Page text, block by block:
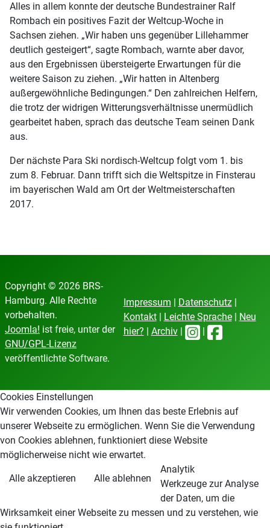
Alles in allem konnte der deutsche Bundestrainer Ralf
Rombach ein positives Fazit der Weltcup-Woche in
Sachsen ziehen. „Wir haben uns gegenüber Lillehammer
deutlich gesteigert“, sagte Rombach, warnte aber davor,
aus den Ergebnissen übersteigerte Erwartungen für die
weitere Saison zu ziehen. „Wir hatten in Altenberg
außergewöhnliche Bedingungen.“ Den zahlreichen Helfern,
die trotz der widrigen Witterungsverhältnisse unermüdlich
gearbeitet haben, sprach das deutsche Team seinen Dank
aus.
Der nächste Para Ski nordisch-Weltcup folgt vom 1. bis
zum 8. Februar. Dann trifft sich die Weltspitze in Finsterau
im bayerischen Wald am Ort der Weltmeisterschaften
2017.
Copyright © 2026 BRS-
Hamburg. Alle Rechte
vorbehalten.
Joomla! ist freie, unter der
GNU/GPL-Lizenz
veröffentlichte Software.
Impressum Datenschutz|
Kontakt| Leichte Sprache|
Neu
hier?
Archiv|
Cookies Einstellungen
Wir verwenden Cookies, um Ihnen das beste Erlebnis auf
unserer Webseite zu ermöglichen. Wenn Sie die Verwendung
von Cookies ablehnen, funktioniert diese Website
möglicherweise nicht wie erwartet.
Alle akzeptieren Alle ablehnen
Analytik
Werkzeuge zur Analyse
der Daten, um die
Wirksamkeit einer Webseite zu messen und zu verstehen, wie